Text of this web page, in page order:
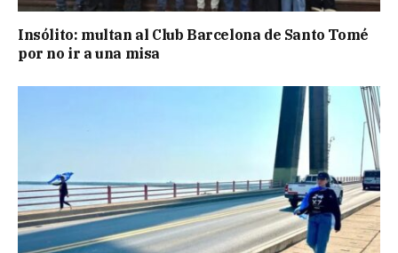
Insólito: multan al Club Barcelona de Santo Tomé
por no ir a una misa